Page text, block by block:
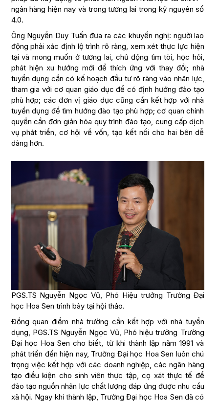
ngân hàng hiện nay và trong tương lai trong kỷ nguyên số
4.0.
Ông Nguyễn Duy Tuấn đưa ra các khuyến nghị: người lao
động phải xác định lộ trình rõ ràng, xem xét thực lực hiện
tại và mong muốn ở tương lai, chủ động tìm tòi, học hỏi,
phát hiện xu hướng mới để thích ứng với thay đổi; nhà
tuyển dụng cần có kế hoạch đầu tư rõ ràng vào nhân lực,
tham gia với cơ quan giáo dục để có định hướng đào tạo
phù hợp; các đơn vị giáo dục cũng cần kết hợp với nhà
tuyển dụng để tìm hướng đào tạo phù hợp; cơ quan chính
quyền cần đơn giản hóa quy trình đào tạo, cung cấp dịch
vụ phát triển, cơ hội về vốn, tạo kết nối cho hai bên dễ
dàng hơn.
PGS.TS Nguyễn Ngọc Vũ, Phó Hiệu trưởng Trường Đại
học Hoa Sen trình bày tại hội thảo.
Đồng quan điểm nhà trường cần kết hợp với nhà tuyển
dụng, PGS.TS Nguyễn Ngọc Vũ, Phó hiệu trưởng Trường
Đại học Hoa Sen cho biết, từ khi thành lập năm 1991 và
phát triển đến hiện nay, Trường Đại học Hoa Sen luôn chú
trọng việc kết hợp với các doanh nghiệp, các ngân hàng
tạo điều kiện cho sinh viên thực tập, cọ xát thực tế để
đào tạo nguồn nhân lực chất lượng đáp ứng được nhu cầu
xã hội. Ngay khi thành lập, Trường Đại học Hoa Sen đã có